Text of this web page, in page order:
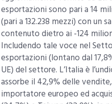
esportazioni sono pari a 14
(pari a 132.238 mezzi) con un
contenuto dietro ai -124
Includendo tale voce nel
esportazioni (lontano dal
UE) del settore. L’Italia è
assorbe il 42,9% delle
importatore europeo ed